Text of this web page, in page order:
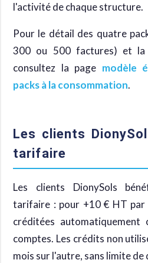
l'activité de chaque structure.
Pour le détail des quatre
300 ou 500 factures) et la
consultez la page modèle
packs à la consommation.
Les clients
tarifaire
Les clients DionySols
tarifaire : pour +10 € HT
créditées automatiquement
comptes. Les crédits non
mois sur l'autre, sans limite de